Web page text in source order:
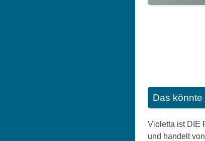
Das
Violetta ist DIE
und handelt